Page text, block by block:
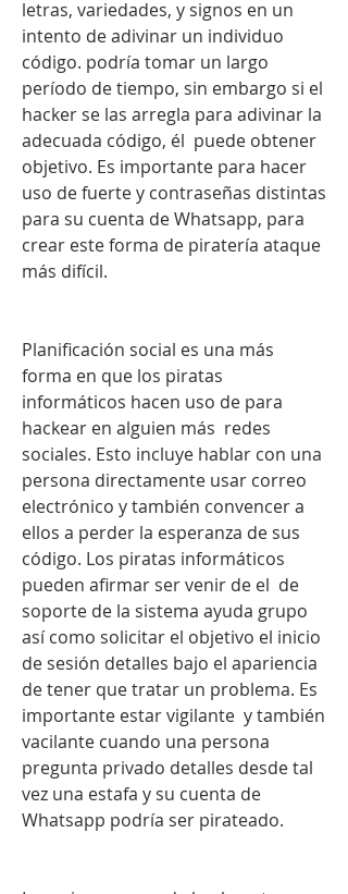
letras, variedades, y signos en un
intento de adivinar un individuo
código. podría tomar un largo
período de tiempo, sin embargo si el
hacker se las arregla para adivinar la
adecuada código, él  puede obtener
objetivo. Es importante para hacer
uso de fuerte y contraseñas distintas
para su cuenta de Whatsapp, para
crear este forma de piratería ataque
más difícil.
Planificación social es una más
forma en que los piratas
informáticos hacen uso de para
hackear en alguien más  redes
sociales. Esto incluye hablar con una
persona directamente usar correo
electrónico y también convencer a
ellos a perder la esperanza de sus
código. Los piratas informáticos
pueden afirmar ser venir de el  de
soporte de la sistema ayuda grupo
así como solicitar el objetivo el inicio
de sesión detalles bajo el apariencia
de tener que tratar un problema. Es
importante estar vigilante  y también
vacilante cuando una persona
pregunta privado detalles desde tal
vez una estafa y su cuenta de
Whatsapp podría ser pirateado.